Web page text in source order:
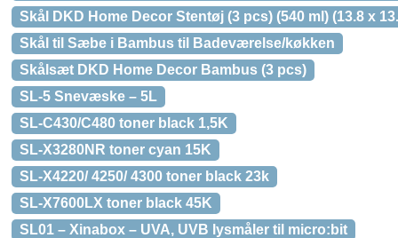
Skål DKD Home Decor Stentøj (3 pcs) (540 ml) (13.8 x
Skål til Sæbe i Bambus til Badeværelse/køkken
Skålsæt DKD Home Decor Bambus (3 pcs)
SL-5 Snevæske – 5L
SL-C430/C480 toner black 1,5K
SL-X3280NR toner cyan 15K
SL-X4220/ 4250/ 4300 toner black 23k
SL-X7600LX toner black 45K
SL01 – Xinabox – UVA, UVB lysmåler til micro:bit